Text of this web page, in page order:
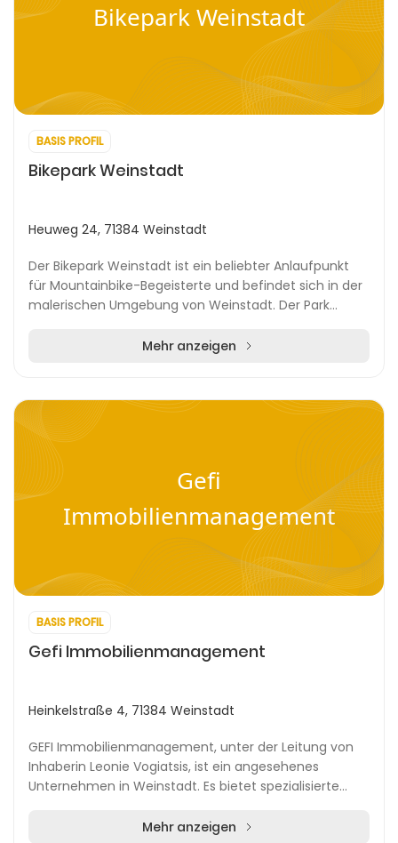
Bikepark Weinstadt
BASIS PROFIL
Bikepark Weinstadt
Heuweg 24, 71384 Weinstadt
Der Bikepark Weinstadt ist ein beliebter Anlaufpunkt
für Mountainbike-Begeisterte und befindet sich in der
malerischen Umgebung von Weinstadt. Der Park
Mehr anzeigen
Gefi
Immobilienmanagement
BASIS PROFIL
Gefi Immobilienmanagement
Heinkelstraße 4, 71384 Weinstadt
GEFI Immobilienmanagement, unter der Leitung von
Inhaberin Leonie Vogiatsis, ist ein angesehenes
Unternehmen in Weinstadt. Es bietet spezialisierte
Mehr anzeigen